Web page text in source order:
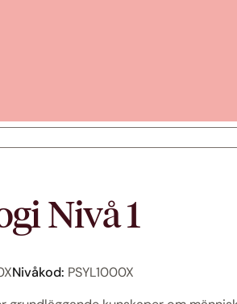
Nivå 1
Nivåkod: PSYL1000X